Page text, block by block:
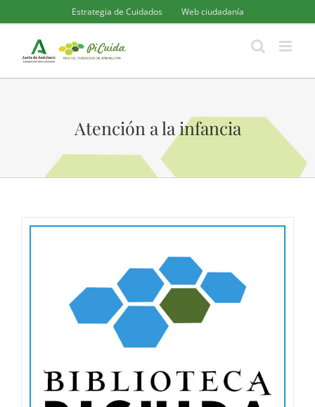
al
contenido
Estrategia de Cuidados Web ciudadanía
Atención a la infancia